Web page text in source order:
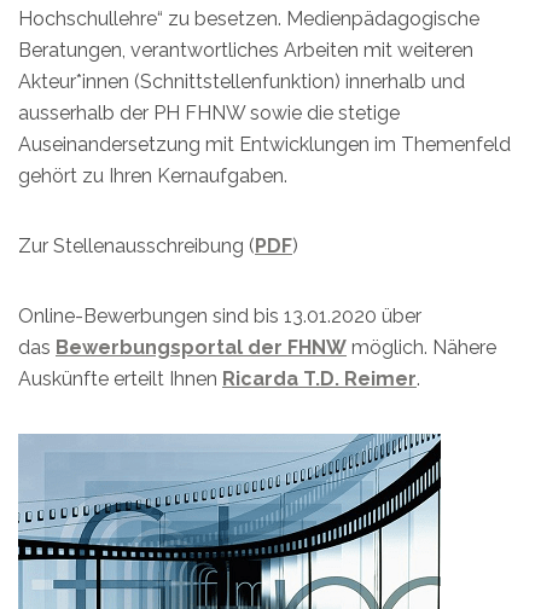
Hochschullehre“ zu besetzen. Medienpädagogische
Beratungen, verantwortliches Arbeiten mit weiteren
Akteur*innen (Schnittstellenfunktion) innerhalb und
ausserhalb der PH FHNW sowie die stetige
Auseinandersetzung mit Entwicklungen im Themenfeld
gehört zu Ihren Kernaufgaben.
Zur Stellenausschreibung (PDF)
Online-Bewerbungen sind bis 13.01.2020 über
das Bewerbungsportal der FHNW möglich. Nähere
Auskünfte erteilt Ihnen Ricarda T.D. Reimer.